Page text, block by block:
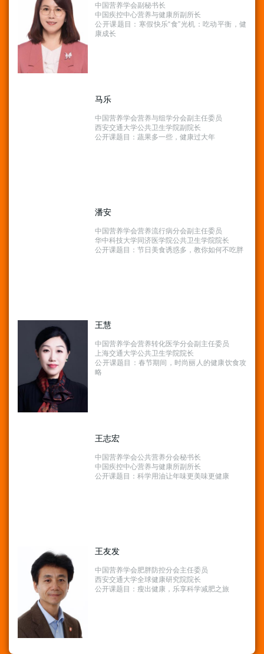
中国营养学会副秘书长
中国疾控中心营养与健康所副所长
公开课题目：寒假快乐“食”光机：吃动平衡，健
康成长
马乐
中国营养学会营养与组学分会副主任委员
西安交通大学公共卫生学院副院长
公开课题目：蔬果多一些，健康过大年
潘安
中国营养学会营养流行病分会副主任委员
华中科技大学同济医学院公共卫生学院院长
公开课题目：节日美食诱惑多，教你如何不吃胖
王慧
中国营养学会营养转化医学分会副主任委员
上海交通大学公共卫生学院院长
公开课题目：春节期间，时尚丽人的健康饮食攻
略
王志宏
中国营养学会公共营养分会秘书长
中国疾控中心营养与健康所副所长
公开课题目：科学用油让年味更美味更健康
王友发
中国营养学会肥胖防控分会主任委员
西安交通大学全球健康研究院院长
公开课题目：瘦出健康，乐享科学减肥之旅